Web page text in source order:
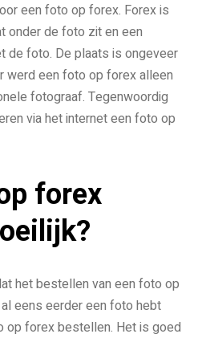
een foto op forex. Forex is
onder de foto zit en een
de foto. De plaats is ongeveer
werd een foto op forex alleen
fotograaf. Tegenwoordig
via het internet een foto op
forex
het bestellen van een foto op
eens eerder een foto hebt
op forex bestellen. Het is goed